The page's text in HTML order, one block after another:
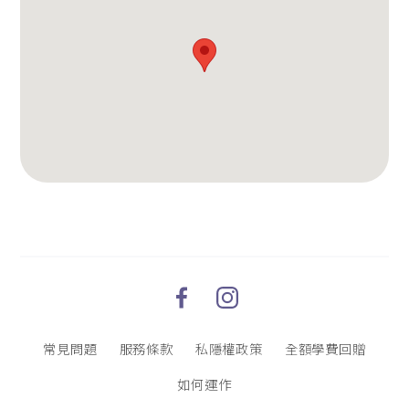
常見問題 服務條款 私隱權政策
全額學費回贈
如何運作